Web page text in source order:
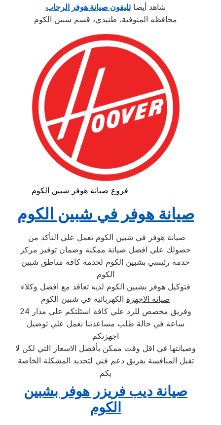
شاهد أيضاتليفون صيانة هوفر الرحاب
محافظه المنوفية، طنبدي، قسم شبين الكوم
فروع صيانة هوفر شبين الكوم
صيانة هوفر في شبين الكوم
حصولك علي افضل صيانة ممكنة وضمان توفير مركز
خدمة رئيسي بشبين الكوم لخدمة كافة مناطق شبين
الكوم
فتوكيل هوفر بشبين الكوم لديه تعاقد مع افضل وكلاء
صيانة الاجهزة الكهربائية في شبين الكوم
وفريق مخصص للرد علي كافة اسئلتكم علي مدار 24
ساعة في حالة طلب مساعدتنا نعمل علي توصيل
اجهزتكم
وصيانتها في اقل وقت ممكن بأفضل الاسعار التي لكن لا
تقبل المنافسة بفريق دعم فني لتحديد المشكلة الخاصة
بكم
صيانة ديب فريزر هوفر بشبين
الكوم